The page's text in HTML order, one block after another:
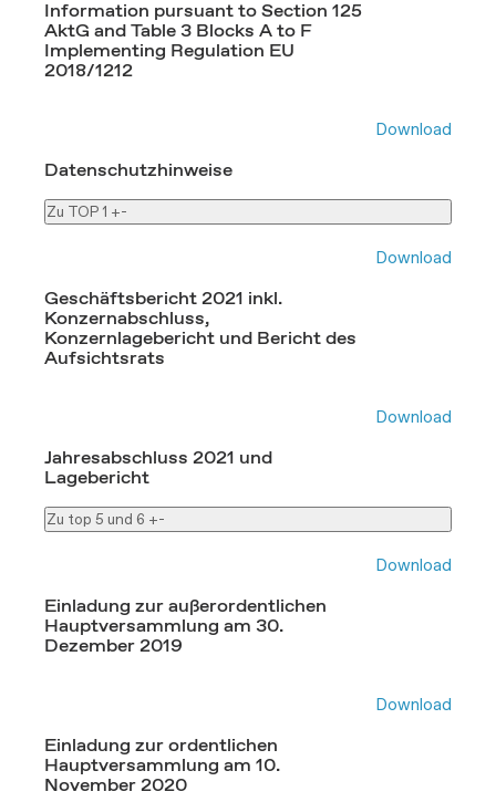
Information pursuant to Section 125
AktG and Table 3 Blocks A to F
Implementing Regulation EU
2018/1212
Datenschutzhinweise
Download
Zu TOP 1 +-
Geschäftsbericht 2021 inkl.
Konzernabschluss,
Konzernlagebericht und Bericht des
Aufsichtsrats
Download
Jahresabschluss 2021 und
Lagebericht
Download
Zu top 5 und 6 +-
Einladung zur außerordentlichen
Hauptversammlung am 30.
Dezember 2019
Download
Einladung zur ordentlichen
Hauptversammlung am 10.
November 2020
Download